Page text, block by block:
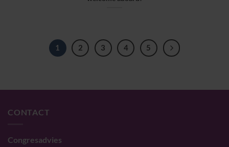
1 2 3 4 5
CONTACT
Congresadvies